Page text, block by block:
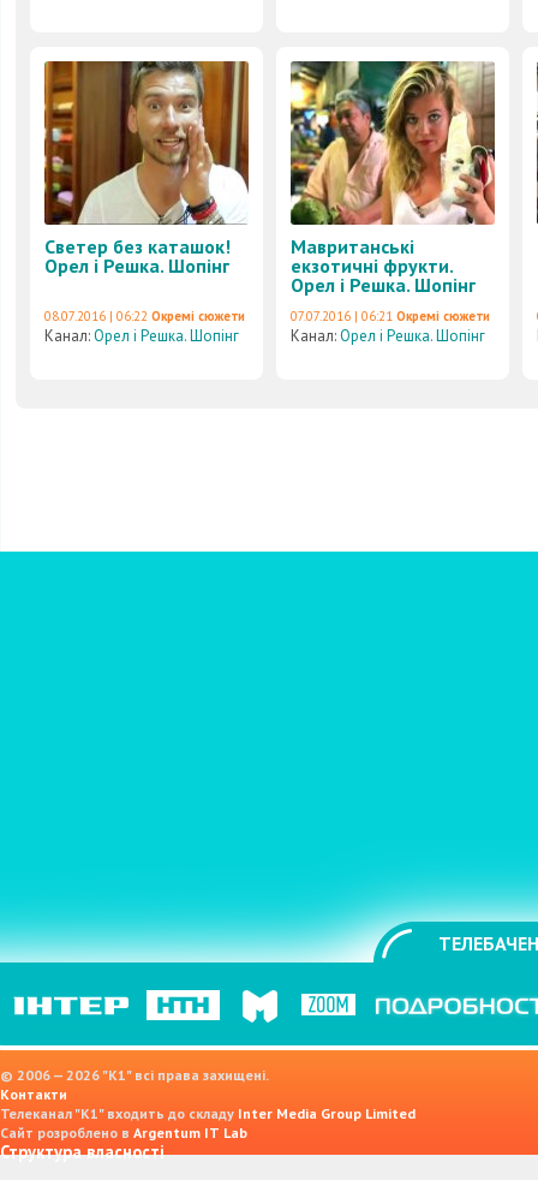
Светер без каташок!
Орел і Решка. Шопінг
08.07.2016 | 06:22 Окремі сюжети
Канал:Орел і Решка. Шопінг
Мавританські
екзотичні фрукти.
Орел і Решка. Шопінг
07.07.2016 | 06:21 Окремі сюжети
Канал:Орел і Решка. Шопінг
© 2006 — 2026 "K1" всі права захищені.
Контакти
Телеканал "К1" входить до складу Inter Media Group Limited
Сайт розроблено в Argentum IT Lab
Структура власності